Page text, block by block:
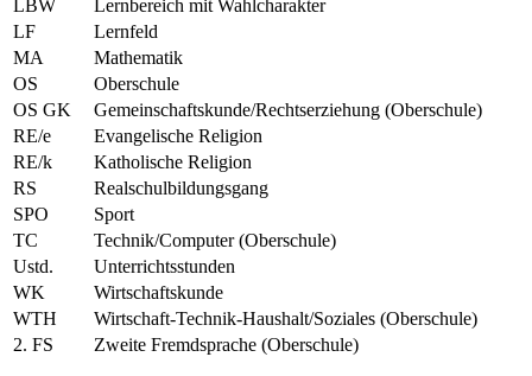
LBW
Lernbereich mit Wahlcharakter
LF
Lernfeld
MA
Mathematik
OS
Oberschule
OS GK
Gemeinschaftskunde/Rechtserziehung (Oberschule)
RE/e
Evangelische Religion
RE/k
Katholische Religion
RS
Realschulbildungsgang
SPO
Sport
TC
Technik/Computer (Oberschule)
Ustd.
Unterrichtsstunden
WK
Wirtschaftskunde
WTH
Wirtschaft-Technik-Haushalt/Soziales (Oberschule)
2. FS
Zweite Fremdsprache (Oberschule)